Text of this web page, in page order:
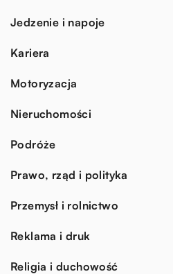
Jedzenie i napoje
Kariera
Motoryzacja
Nieruchomości
Podróże
Prawo, rząd i polityka
Przemysł i rolnictwo
Reklama i druk
Religia i duchowość